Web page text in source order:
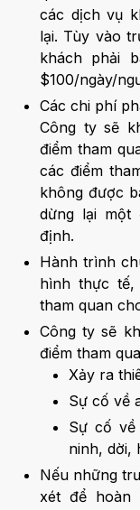
các dịch vụ
lại. Tùy vào
khách phải
$100/ngày/
Các chi phí
Công ty sẽ
điểm tham
các điểm
không được
dừng lại một
định.
Hành trình
hình thực
tham quan
Công ty sẽ
điểm tham
Xảy ra
Sự cố về
Sự cố
ninh, dời,
Nếu những
xét để hoàn